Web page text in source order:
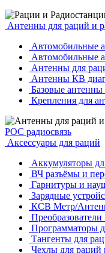
Антенны для раций и
Автомобильные
Автомобильные
Антенны для
Антенны КВ
Базовые
Крепления для
POC радиосвязь
Аксессуары для раций
Аккумуляторы
ВЧ разъёмы и
Гарнитуры и
Зарядные
КСВ Метр/
Программаторы
Тангенты для
Чехлы для раций